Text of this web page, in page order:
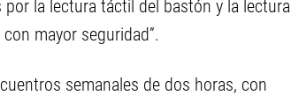
la lectura táctil del bastón y la lectura
mayor seguridad”.
semanales de dos horas, con